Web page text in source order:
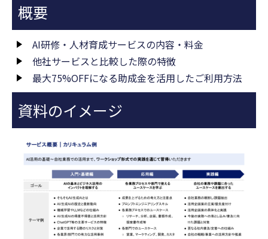
概要
AI研修・人材育成サービスの内容・料金
他社サービスと比較した際の特徴
最大75%OFFになる助成金を活用したご利用方法
資料のイメージ